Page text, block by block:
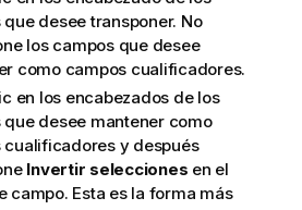
desee transponer. No
los campos que desee
como campos cualificadores.
en los encabezados de los
que desee mantener como
cualificadores y después
Invertir selecciones en el
campo. Esta es la forma más